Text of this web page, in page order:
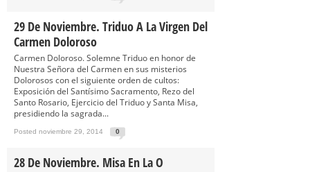
29 De Noviembre. Triduo A La Virgen Del
Carmen Doloroso
Carmen Doloroso. Solemne Triduo en honor de
Nuestra Señora del Carmen en sus misterios
Dolorosos con el siguiente orden de cultos:
Exposición del Santísimo Sacramento, Rezo del
Santo Rosario, Ejercicio del Triduo y Santa Misa,
presidiendo la sagrada...
Posted noviembre 29, 2014 0
28 De Noviembre. Misa En La O